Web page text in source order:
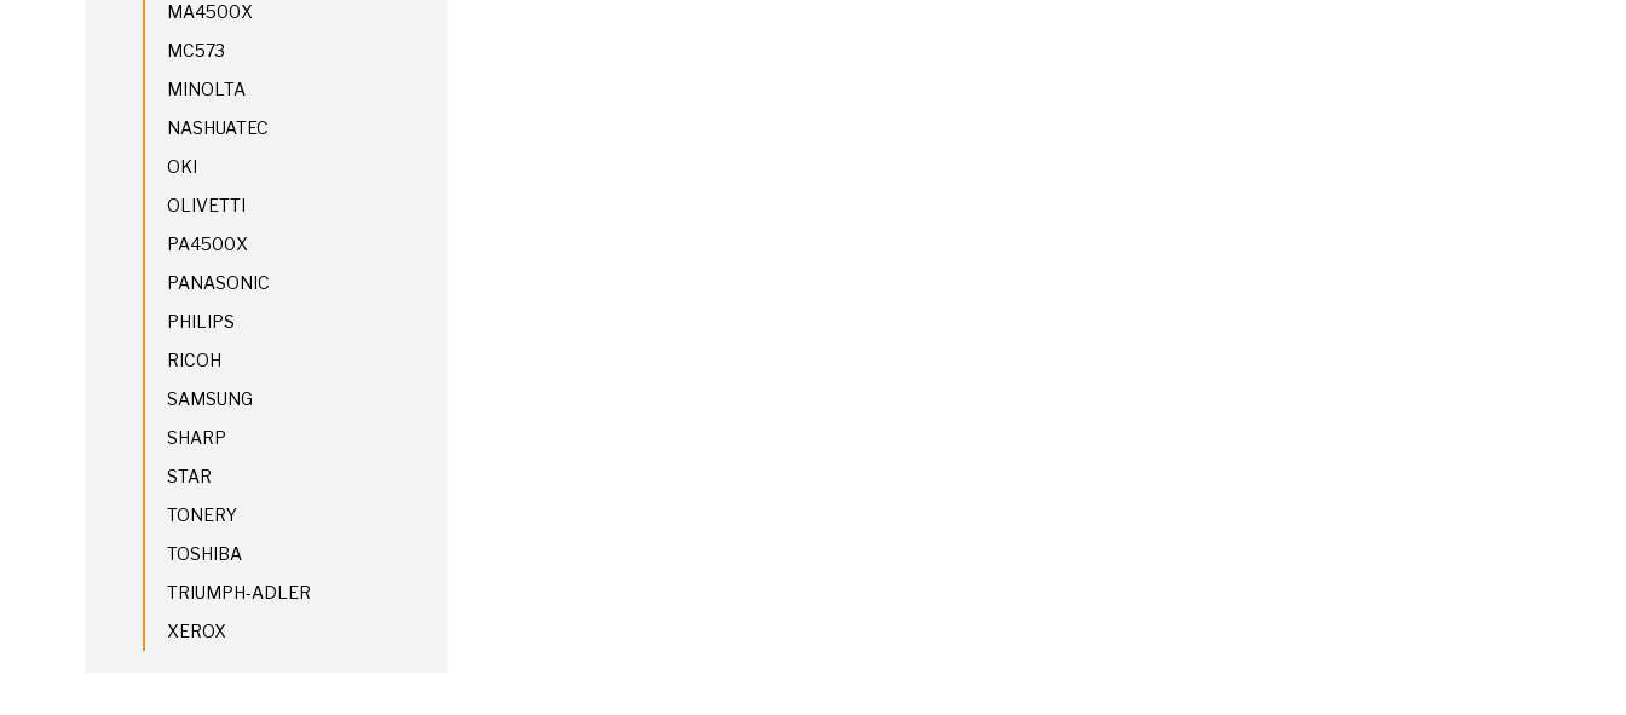
MA4500X
MC573
MINOLTA
NASHUATEC
OKI
OLIVETTI
PA4500X
PANASONIC
PHILIPS
RICOH
SAMSUNG
SHARP
STAR
TONERY
TOSHIBA
TRIUMPH-ADLER
XEROX